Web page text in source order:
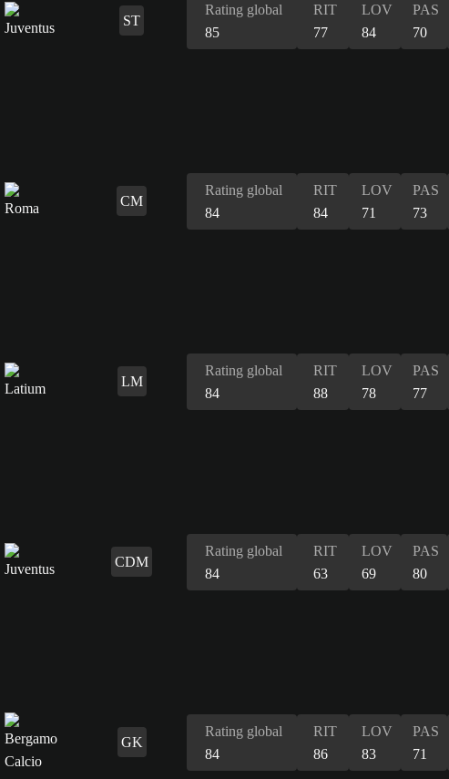
ST
Rating global
85
RIT
77
LOV
84
PAS
70
CM
Rating global
84
RIT
84
LOV
71
PAS
73
LM
Rating global
84
RIT
88
LOV
78
PAS
77
CDM
Rating global
84
RIT
63
LOV
69
PAS
80
GK
Rating global
84
RIT
86
LOV
83
PAS
71